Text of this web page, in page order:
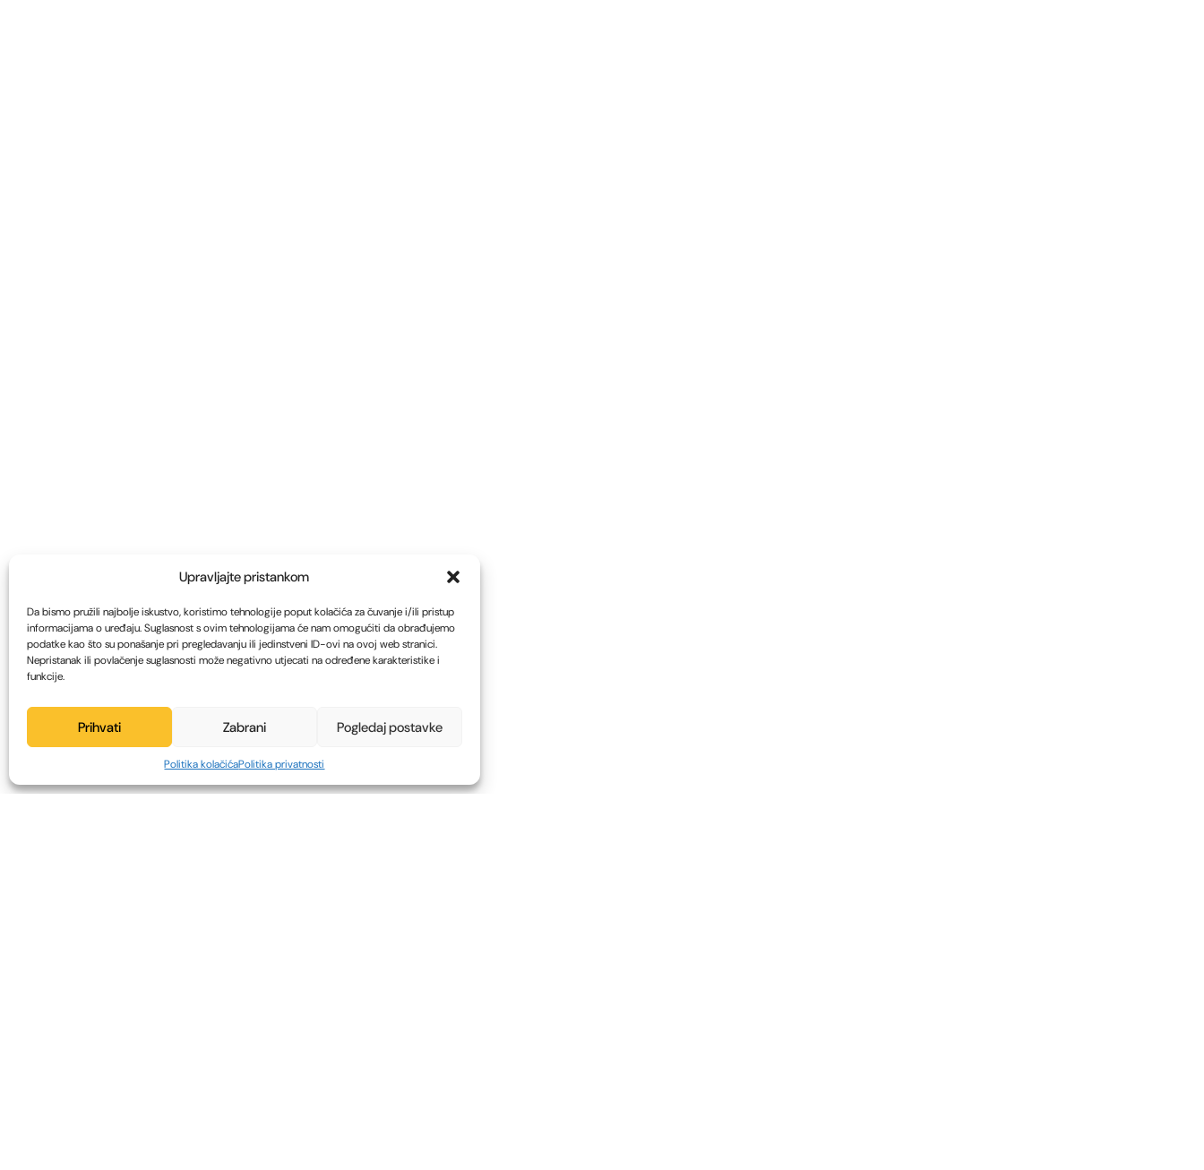
Upravljajte pristankom
Da bismo pružili najbolje iskustvo, koristimo tehnologije poput kolačića za čuvanje i/ili pristup
informacijama o uređaju. Suglasnost s ovim tehnologijama će nam omogućiti da obrađujemo
podatke kao što su ponašanje pri pregledavanju ili jedinstveni ID-ovi na ovoj web stranici.
Nepristanak ili povlačenje suglasnosti može negativno utjecati na određene karakteristike i
funkcije.
Prihvati Zabrani Pogledaj postavke
Politika kolačićaPolitika privatnosti